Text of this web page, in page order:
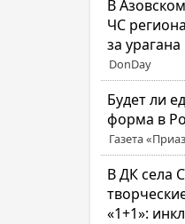
В
ЧС
за урагана
DonDay
Будет ли
форма в
Газета
В ДК села
«1+1»: